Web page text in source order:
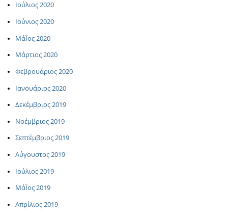
Ιούλιος 2020
Ιούνιος 2020
ΜάΪος 2020
Μάρτιος 2020
Φεβρουάριος 2020
Ιανουάριος 2020
Δεκέμβριος 2019
Νοέμβριος 2019
Σεπτέμβριος 2019
Αύγουστος 2019
Ιούλιος 2019
ΜάΪος 2019
Απρίλιος 2019